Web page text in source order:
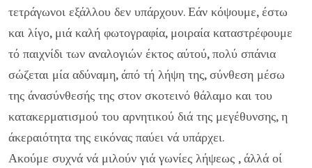
τετράγωνοι εξάλλου δεν υπάρχουν. Εάν κόψουμε, έστω
και λίγο, μιά καλή φωτο­γραφία, μοιραία καταστρέφουμε
τό παιχνίδι των αναλογιών έκτος αύτού, πολύ σπάνια
σώζεται μία αδύναμη, άπό τή λήψη της, σύνθεση μέσω
της άνασύνθεσής της στον σκοτεινό θά­λαμο και του
κατακερματισμού του αρνητικού διά της μεγέ­θυνσης, η
άκεραιότητα της εικόνας παύει νά υπάρχει.
Ακού­με συχνά νά μιλούν γιά γωνίες λήψεως , άλλά οί